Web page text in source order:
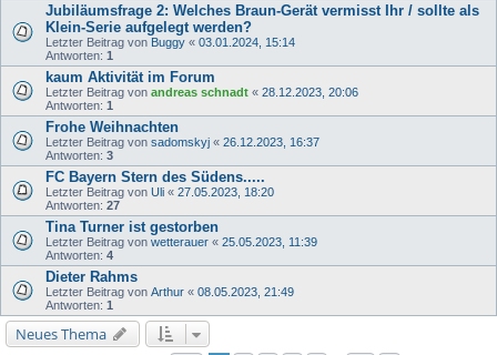
Jubiläumsfrage 2: Welches Braun-Gerät vermisst Ihr / sollte als
Klein-Serie aufgelegt werden?
Letzter Beitrag von Buggy « 03.01.2024, 15:14
Antworten: 1
kaum Aktivität im Forum
Letzter Beitrag von andreas schnadt « 28.12.2023, 20:06
Antworten: 1
Frohe Weihnachten
Letzter Beitrag von sadomskyj « 26.12.2023, 16:37
Antworten: 3
FC Bayern Stern des Südens.....
Letzter Beitrag von Uli « 27.05.2023, 18:20
Antworten: 27
Tina Turner ist gestorben
Letzter Beitrag von wetterauer « 25.05.2023, 11:39
Antworten: 4
Dieter Rahms
Letzter Beitrag von Arthur « 08.05.2023, 21:49
Antworten: 1
Neues Thema